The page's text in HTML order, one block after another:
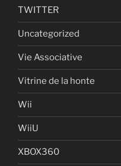
TWITTER
Uncategorized
Vie Associative
Vitrine de la honte
Wii
WiiU
XBOX360